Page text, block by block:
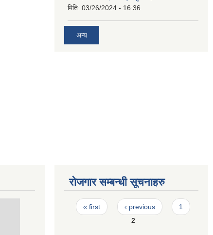
मिति: 03/26/2024 - 16:36
अन्य
रोजगार सम्बन्धी सूचनाहरु
Pages
« first ‹ previous
1
2